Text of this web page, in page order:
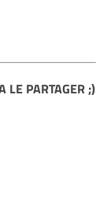
LE PARTAGER ;)